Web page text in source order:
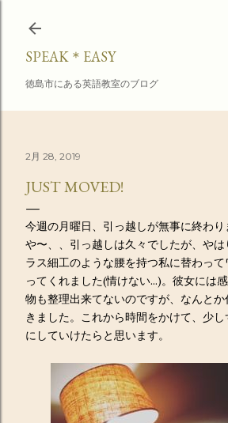
スキップしてメイン コ
SPEAK＊EASY
徳島市にある英語教室のブログ
2月 28, 2019
JUST MOVED!
今週の月曜日、引っ越しが無事に終わ
や〜、、引っ越しは久々でしたが、や
ラス細工のような腰を持つ私に替わっ
ってくれました(情けない...)。彼女には
物も整理出来てないのですが、なんと
きました。これから時間をかけて、少
にしていけたらと思います。